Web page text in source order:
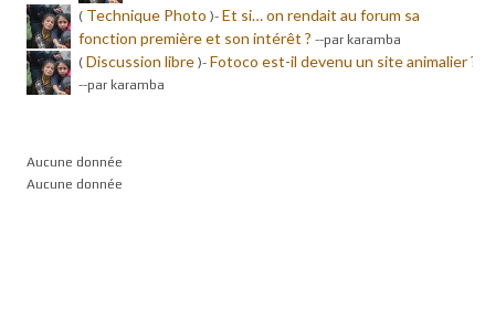
( Technique Photo )- Et si… on rendait au forum sa
fonction première et son intérêt ? --par karamba
( Discussion libre )- Fotoco est-il devenu un site animalier ?
--par karamba
Aucune donnée
Aucune donnée